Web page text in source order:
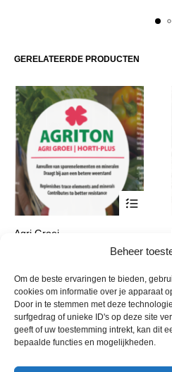
Beheer
Om de beste ervaringen te bieden,
cookies om informatie over je apparaat
Door in te stemmen met deze
surfgedrag of unieke ID's op deze site
geeft of uw toestemming intrekt, kan dit
bepaalde functies en mogelijkheden.
gekozen
op
de
GERELATEERDE PRODUCTEN
heeft
variaties.
Deze
optie
kan
gekozen
Agri Groei